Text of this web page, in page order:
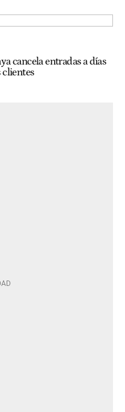
cancela entradas a días
clientes